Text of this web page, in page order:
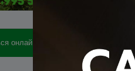
онлайн: бай-ины, отели, логистика